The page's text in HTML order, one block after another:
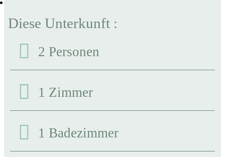
Diese Unterkunft :
2 Personen
1 Zimmer
1 Badezimmer